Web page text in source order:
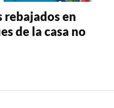
rebajados en
de la casa no